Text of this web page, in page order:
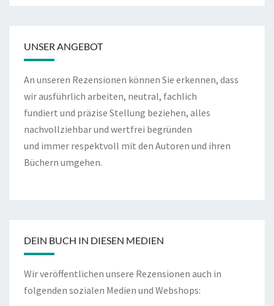
UNSER ANGEBOT
An unseren Rezensionen können Sie erkennen, dass
wir ausführlich arbeiten, neutral, fachlich
fundiert und präzise Stellung beziehen, alles
nachvollziehbar und wertfrei begründen
und immer respektvoll mit den Autoren und ihren
Büchern umgehen.
DEIN BUCH IN DIESEN MEDIEN
Wir veröffentlichen unsere Rezensionen auch in
folgenden sozialen Medien und Webshops: